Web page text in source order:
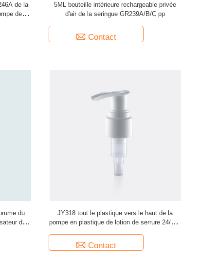
de la
de
5ML bouteille intérieure rechargeable privée
d'air de la seringue GR239A/B/C pp
Contact
du
de
JY318 tout le plastique vers le haut de la
pompe en plastique de lotion de serrure 24/410
Contact